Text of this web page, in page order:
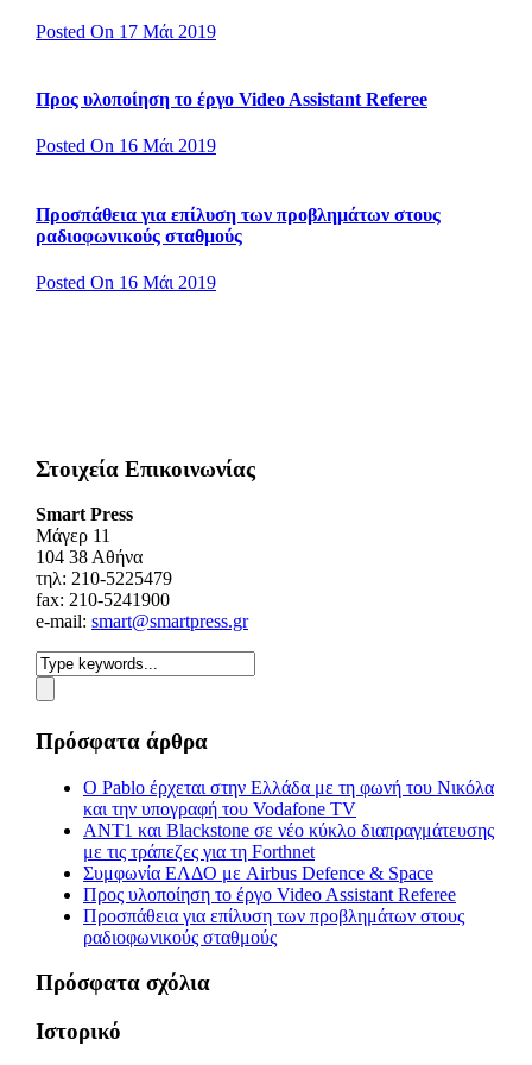
Posted On 17 Μάι 2019
Προς υλοποίηση το έργο Video Assistant Referee
Posted On 16 Μάι 2019
Προσπάθεια για επίλυση των προβλημάτων στους
ραδιοφωνικούς σταθμούς
Posted On 16 Μάι 2019
Στοιχεία Επικοινωνίας
Smart Press
Mάγερ 11
104 38 Αθήνα
τηλ: 210-5225479
fax: 210-5241900
e-mail: smart@smartpress.gr
Πρόσφατα άρθρα
Ο Pablo έρχεται στην Ελλάδα με τη φωνή του Νικόλα
και την υπογραφή του Vodafone TV
ΑΝΤ1 και Blackstone σε νέο κύκλο διαπραγμάτευσης
με τις τράπεζες για τη Forthnet
Συμφωνία ΕΛΔΟ με Airbus Defence & Space
Προς υλοποίηση το έργο Video Assistant Referee
Προσπάθεια για επίλυση των προβλημάτων στους
ραδιοφωνικούς σταθμούς
Πρόσφατα σχόλια
Ιστορικό